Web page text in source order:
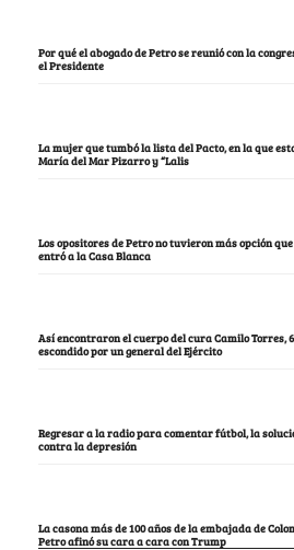
Por qué el abogado de Petro se reunió con la
el Presidente
La mujer que tumbó la lista del Pacto, en la que
María del Mar Pizarro y “Lalis
Los opositores de Petro no tuvieron más opción
entró a la Casa Blanca
Así encontraron el cuerpo del cura Camilo Torres,
escondido por un general del Ejército
Regresar a la radio para comentar fútbol, la
contra la depresión
La casona más de 100 años de la embajada de
Petro afinó su cara a cara con Trump